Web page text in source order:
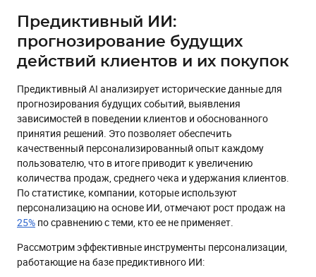
Предиктивный ИИ:
прогнозирование будущих
действий клиентов и их покупок
Предиктивный AI анализирует исторические данные для
прогнозирования будущих событий, выявления
зависимостей в поведении клиентов и обоснованного
принятия решений. Это позволяет обеспечить
качественный персонализированный опыт каждому
пользователю, что в итоге приводит к увеличению
количества продаж, среднего чека и удержания клиентов.
По статистике, компании, которые используют
персонализацию на основе ИИ, отмечают рост продаж на
25% по сравнению с теми, кто ее не применяет.
Рассмотрим эффективные инструменты персонализации,
работающие на базе предиктивного ИИ: